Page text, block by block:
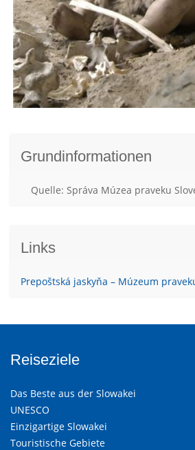
Grundinformationen
Quelle: Správa Múzea praveku
Links
Prepoštská jaskyňa – Múzeum
Reiseziele
Das Beste aus der Slowakei
UNESCO
Einzigartige Slowakei
Touristische Gebiete